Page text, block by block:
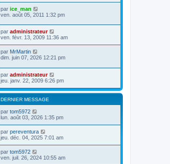
par ice_man
ven. août 05, 2011 1:32 pm
par administrateur
ven. févr. 13, 2009 11:36 am
par MrMartin
dim. juin 07, 2026 12:21 pm
par administrateur
jeu. janv. 22, 2009 6:26 pm
DERNIER MESSAGE
par tom5972
lun. août 03, 2026 1:35 pm
par pereventura
jeu. déc. 04, 2025 7:01 am
par tom5972
ven. juil. 26, 2024 10:55 am